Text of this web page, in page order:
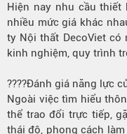
Hiện nay nhu cầu
nhiều mức giá khác
ty Nội thất DecoViet
kinh nghiệm, quy trình
????Đánh giá năng lực
Ngoài việc tìm hiểu
thể trao đổi trực tiếp,
thái độ, phong cách